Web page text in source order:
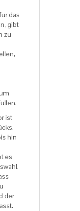
das
gibt
zu
ist
hin
es
der